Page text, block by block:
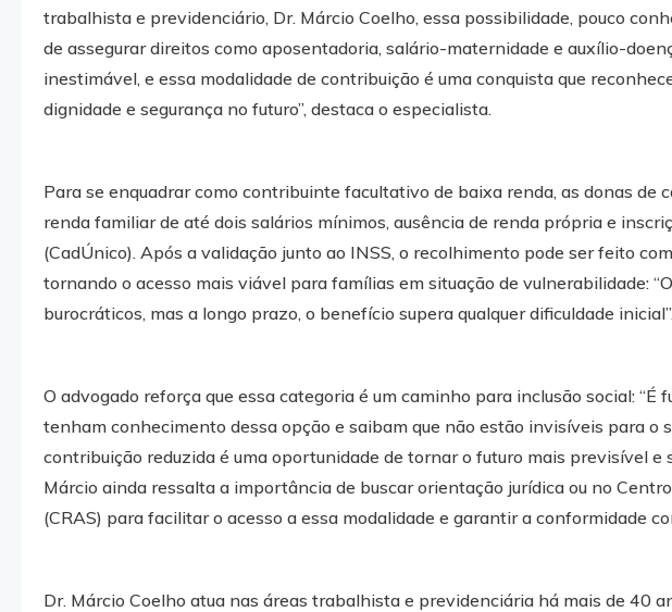
trabalhista e previdenciário, Dr. Márcio Coelho, essa possibilidade, pouco
de assegurar direitos como aposentadoria, salário-maternidade e auxílio-
inestimável, e essa modalidade de contribuição é uma conquista que
dignidade e segurança no futuro”, destaca o especialista.
Para se enquadrar como contribuinte facultativo de baixa renda, as donas de
renda familiar de até dois salários mínimos, ausência de renda própria e
(CadÚnico). Após a validação junto ao INSS, o recolhimento pode ser feito
tornando o acesso mais viável para famílias em situação de vulnerabilidade:
burocráticos, mas a longo prazo, o benefício supera qualquer dificuldade
O advogado reforça que essa categoria é um caminho para inclusão social: “É
tenham conhecimento dessa opção e saibam que não estão invisíveis para o
contribuição reduzida é uma oportunidade de tornar o futuro mais previsível e
Márcio ainda ressalta a importância de buscar orientação jurídica ou no
(CRAS) para facilitar o acesso a essa modalidade e garantir a conformidade
Dr. Márcio Coelho atua nas áreas trabalhista e previdenciária há mais de 40